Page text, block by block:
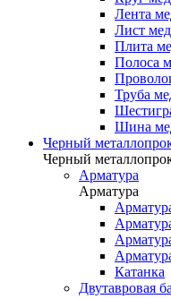
Лента
Лист
Плита
Полоса
Труба
Шина
Черный
Черный
Арматура
Арматура
Катанка
Двутавровая